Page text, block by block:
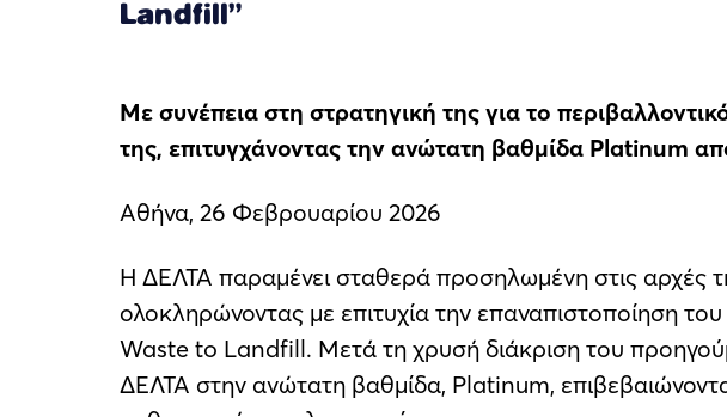
Landfill”
Με συνέπεια στη στρατηγική της για το
της, επιτυγχάνοντας την ανώτατη βαθμίδα Platinum
Αθήνα, 26 Φεβρουαρίου 2026
Η ΔΕΛΤΑ παραμένει σταθερά προσηλωμένη στις αρχές
ολοκληρώνοντας με επιτυχία την επαναπιστοποίηση
Waste to Landfill. Μετά τη χρυσή διάκριση του
ΔΕΛΤΑ στην ανώτατη βαθμίδα, Platinum,